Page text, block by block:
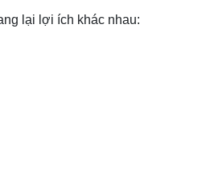
lại lợi ích khác nhau: